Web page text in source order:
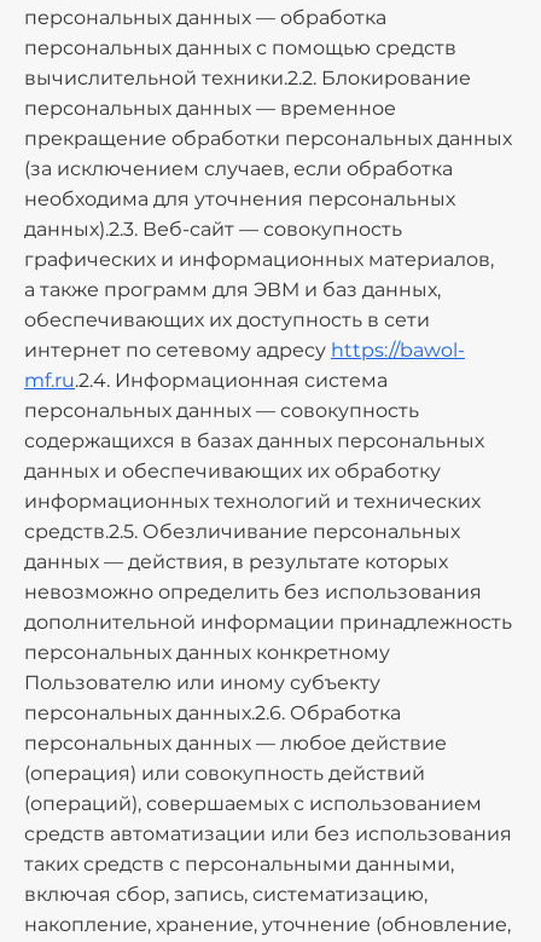
персональных данных — обработка
персональных данных с помощью средств
вычислительной техники.2.2. Блокирование
персональных данных — временное
прекращение обработки персональных данных
(за исключением случаев, если обработка
необходима для уточнения персональных
данных).2.3. Веб-сайт — совокупность
графических и информационных материалов,
а также программ для ЭВМ и баз данных,
обеспечивающих их доступность в сети
интернет по сетевому адресу https://bawol-
mf.ru.2.4. Информационная система
персональных данных — совокупность
содержащихся в базах данных персональных
данных и обеспечивающих их обработку
информационных технологий и технических
средств.2.5. Обезличивание персональных
данных — действия, в результате которых
невозможно определить без использования
дополнительной информации принадлежность
персональных данных конкретному
Пользователю или иному субъекту
персональных данных.2.6. Обработка
персональных данных — любое действие
(операция) или совокупность действий
(операций), совершаемых с использованием
средств автоматизации или без использования
таких средств с персональными данными,
включая сбор, запись, систематизацию,
накопление, хранение, уточнение (обновление,